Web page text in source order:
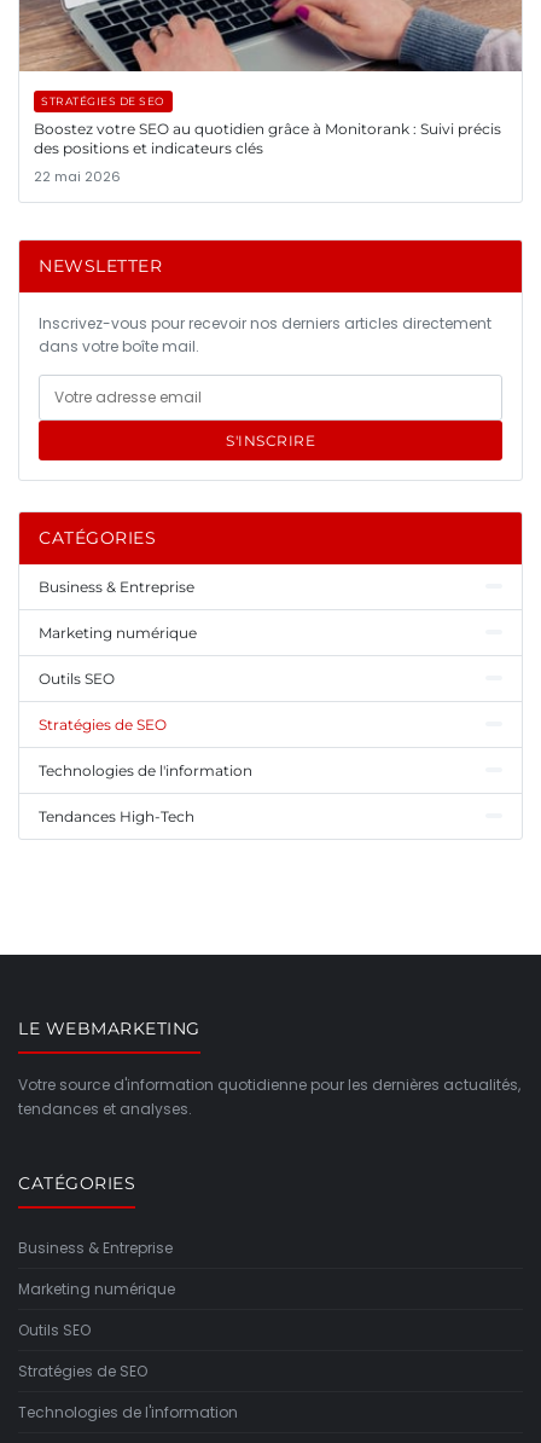
STRATÉGIES DE SEO
Boostez votre SEO au quotidien grâce à Monitorank : Suivi précis
des positions et indicateurs clés
22 mai 2026
NEWSLETTER
Inscrivez-vous pour recevoir nos derniers articles directement
dans votre boîte mail.
S'INSCRIRE
CATÉGORIES
Business & Entreprise
Marketing numérique
Outils SEO
Stratégies de SEO
Technologies de l'information
Tendances High-Tech
LE WEBMARKETING
Votre source d'information quotidienne pour les dernières actualités,
tendances et analyses.
CATÉGORIES
Business & Entreprise
Marketing numérique
Outils SEO
Stratégies de SEO
Technologies de l'information